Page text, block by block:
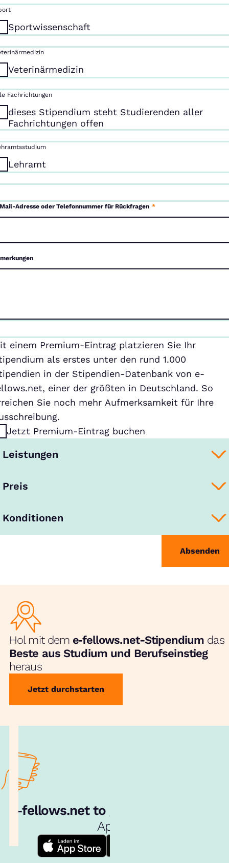
Sportwissenschaft
Veterinärmedizin
Fachrichtungen
dieses Stipendium steht Studierenden aller
Fachrichtungen offen
Lehramt
Adresse oder Telefonnummer für Rückfragen *
einem Premium-Eintrag platzieren Sie Ihr
als erstes unter den rund 1.000
in der Stipendien-Datenbank von e-
einer der größten in Deutschland. So
Sie noch mehr Aufmerksamkeit für Ihre
Jetzt Premium-Eintrag buchen
Leistungen
Preis
Konditionen
Absenden
Hol mit dem e‑fellows.net-Stipendium das
Beste aus Studium und Berufseinstieg
heraus
Jetzt durchstarten
e‑fellows.net to go:
App!